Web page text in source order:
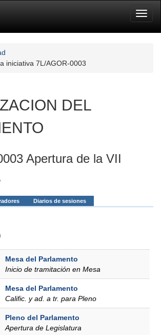
iniciativa 7L/AGOR-0003
DEL
Apertura de la VII
Diarios de sesiones
Mesa del Parlamento
Inicio de tramitación en Mesa
Mesa del Parlamento
Calific. y ad. a tr. para Pleno
Pleno del Parlamento
Apertura de Legislatura